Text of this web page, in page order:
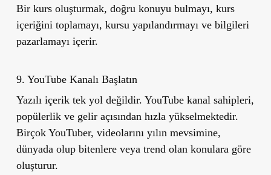
Bir kurs oluşturmak, doğru konuyu bulmayı, kurs
içeriğini toplamayı, kursu yapılandırmayı ve bilgileri
pazarlamayı içerir.
9. YouTube Kanalı Başlatın
Yazılı içerik tek yol değildir. YouTube kanal sahipleri,
popülerlik ve gelir açısından hızla yükselmektedir.
Birçok YouTuber, videolarını yılın mevsimine,
dünyada olup bitenlere veya trend olan konulara göre
oluşturur.